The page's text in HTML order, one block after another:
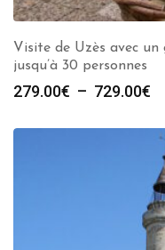
Visite de Uzès avec un
jusqu’à 30 personnes
279.00€ – 729.00€
à